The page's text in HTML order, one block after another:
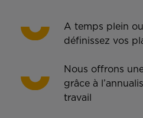
A temps plein
définissez vos
Nous offrons
grâce à
travail